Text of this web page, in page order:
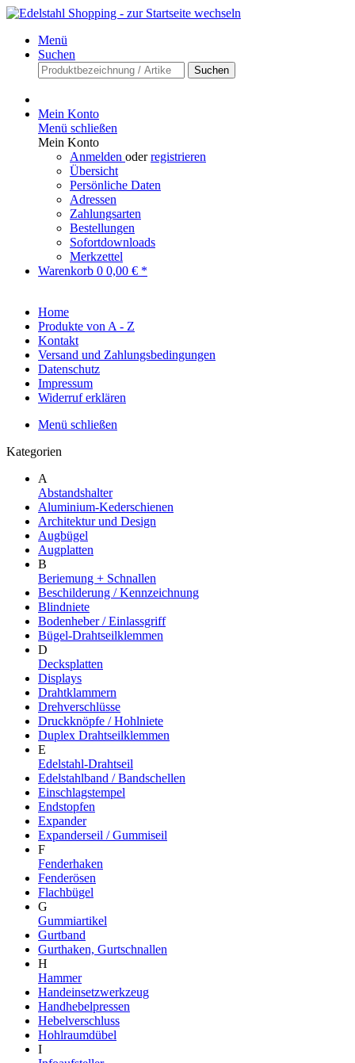
Menü
Suchen
Suchen
Mein Konto
Menü schließen
Mein Konto
Anmelden oderregistrieren
Übersicht
Persönliche Daten
Adressen
Zahlungsarten
Bestellungen
Sofortdownloads
Merkzettel
Warenkorb 0 0,00 € *
Home
Produkte von A - Z
Kontakt
Versand und Zahlungsbedingungen
Datenschutz
Impressum
Widerruf erklären
Menü schließen
Kategorien
A
Abstandshalter
Aluminium-Kederschienen
Architektur und Design
Augbügel
Augplatten
B
Beriemung + Schnallen
Beschilderung / Kennzeichnung
Blindniete
Bodenheber / Einlassgriff
Bügel-Drahtseilklemmen
D
Decksplatten
Displays
Drahtklammern
Drehverschlüsse
Druckknöpfe / Hohlniete
Duplex Drahtseilklemmen
E
Edelstahl-Drahtseil
Edelstahlband / Bandschellen
Einschlagstempel
Endstopfen
Expander
Expanderseil / Gummiseil
F
Fenderhaken
Fenderösen
Flachbügel
G
Gummiartikel
Gurtband
Gurthaken, Gurtschnallen
H
Hammer
Handeinsetzwerkzeug
Handhebelpressen
Hebelverschluss
Hohlraumdübel
I